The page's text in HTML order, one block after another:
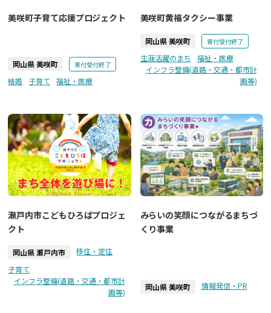
美咲町子育て応援プロジェクト
岡山県 美咲町 寄付受付終了
結婚 子育て 福祉・医療
美咲町黄福タクシー事業
岡山県 美咲町 寄付受付終了
生涯活躍のまち
福祉・医療
インフラ整備(道路・交通・都市計
画等)
瀬戸内市こどもひろばプロジェ
クト
岡山県 瀬戸内市
移住・定住
子育て
インフラ整備(道路・交通・都市計
画等)
みらいの笑顔につながるまちづ
くり事業
岡山県 美咲町 情報発信・PR